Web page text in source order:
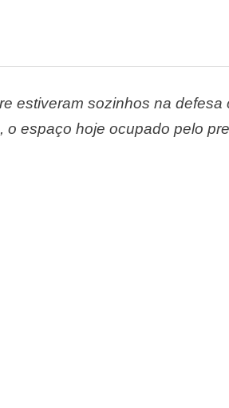
estiveram sozinhos na
o espaço hoje ocupado pelo